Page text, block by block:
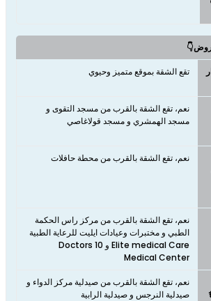
تقع الشقة بموقع متميز وحيوي
نعم، تقع الشقة بالقرب من مسجد التقوى و
مسجد الهمشري و مسجد قولاغاصي
نعم، تقع الشقة بالقرب من محطة حافلات
نعم، تقع الشقة بالقرب من مركز راس الحكمة
الطبي و مختبرات وعيادات ايليت للرعاية الطبية
Elite medical Care و 10 Doctors
Medical Center
نعم، تقع الشقة بالقرب من صيدلية مركز الدواء و
صيدلية النرجس و صيدلية الرابية